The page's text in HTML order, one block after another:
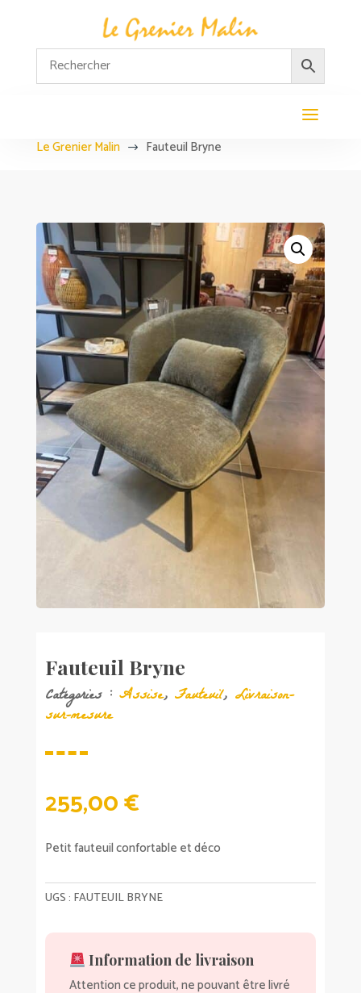
Le Grenier Malin $ Fauteuil Bryne
Fauteuil Bryne
Catégories : Assise, Fauteuil, Livraison-
sur-mesure
255,00€
Petit fauteuil confortable et déco
UGS : FAUTEUIL BRYNE
Information de livraison
Attention ce produit, ne pouvant être livré